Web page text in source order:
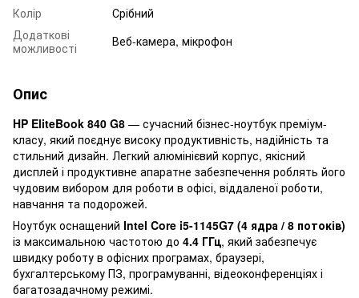
Колір
Срібний
Додаткові
можливості
Веб-камера, мікрофон
Опис
HP EliteBook 840 G8 — сучасний бізнес-ноутбук преміум-
класу, який поєднує високу продуктивність, надійність та
стильний дизайн. Легкий алюмінієвий корпус, якісний
дисплей і продуктивне апаратне забезпечення роблять його
чудовим вибором для роботи в офісі, віддаленої роботи,
навчання та подорожей.
Ноутбук оснащений Intel Core i5-1145G7 (4 ядра / 8 потоків)
із максимальною частотою до 4.4 ГГц, який забезпечує
швидку роботу в офісних програмах, браузері,
бухгалтерському ПЗ, програмуванні, відеоконференціях і
багатозадачному режимі.